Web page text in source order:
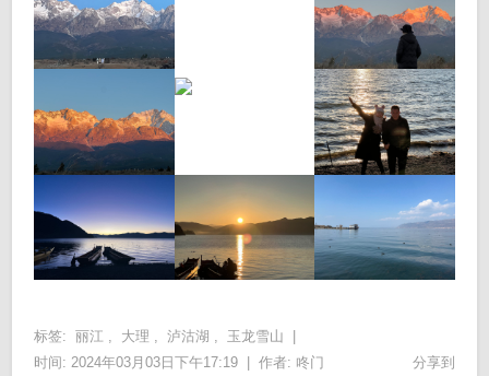
标签: 丽江 , 大理 , 泸沽湖 , 玉龙雪山
时间: 2024年03月03日下午17:19 |作者: 咚门 分享到